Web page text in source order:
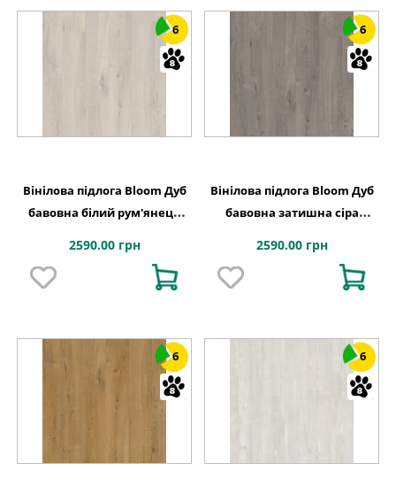
6
Вінілова підлога Bloom Дуб
бавовна білий рум'янець
2590.00 грн
6
Вінілова підлога Bloom Дуб
бавовна затишна сіра
2590.00 грн
6 6